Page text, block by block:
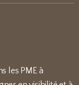
les PME à